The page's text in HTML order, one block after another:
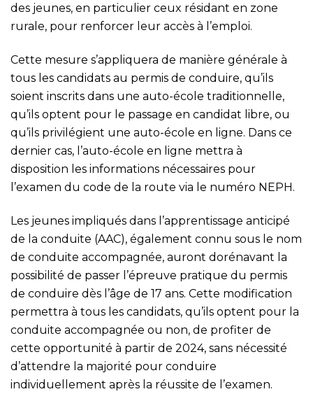
des jeunes, en particulier ceux résidant en zone
rurale, pour renforcer leur accès à l’emploi.
Cette mesure s’appliquera de manière générale à
tous les candidats au permis de conduire, qu’ils
soient inscrits dans une auto-école traditionnelle,
qu’ils optent pour le passage en candidat libre, ou
qu’ils privilégient une auto-école en ligne. Dans ce
dernier cas, l’auto-école en ligne mettra à
disposition les informations nécessaires pour
l’examen du code de la route via le numéro NEPH.
Les jeunes impliqués dans l’apprentissage anticipé
de la conduite (AAC), également connu sous le nom
de conduite accompagnée, auront dorénavant la
possibilité de passer l’épreuve pratique du permis
de conduire dès l’âge de 17 ans. Cette modification
permettra à tous les candidats, qu’ils optent pour la
conduite accompagnée ou non, de profiter de
cette opportunité à partir de 2024, sans nécessité
d’attendre la majorité pour conduire
individuellement après la réussite de l’examen.